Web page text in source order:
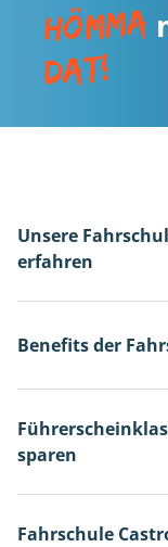
Hömma
dat!
Unsere
erfahren
Benefits der
sparen
Fahrschule